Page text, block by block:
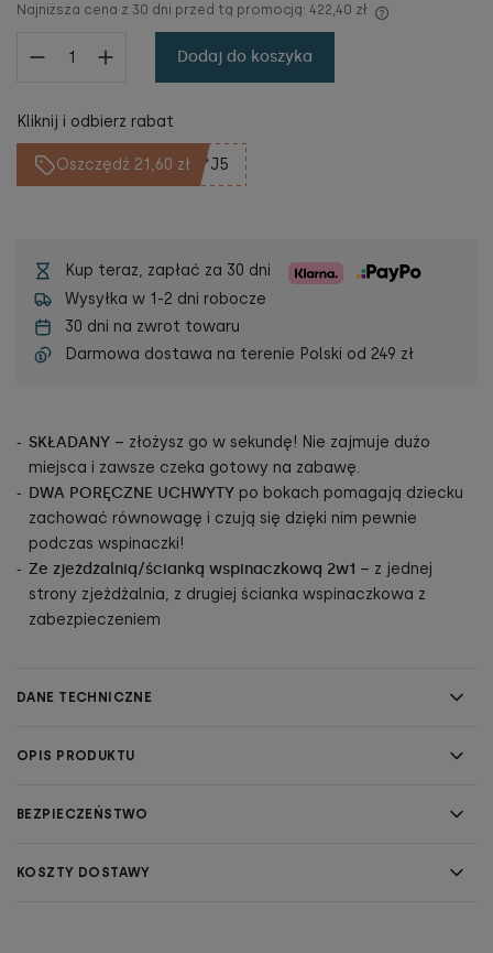
Najniższa cena z 30 dni przed tą promocją: 422,40 zł
Dodaj do koszyka
Kliknij i odbierz rabat
Oszczędź 21,60 zł **J5
Kup teraz, zapłać za 30 dni
Wysyłka w 1-2 dni robocze
30 dni na zwrot towaru
Darmowa dostawa na terenie Polski od 249 zł
SKŁADANY – złożysz go w sekundę! Nie zajmuje dużo
miejsca i zawsze czeka gotowy na zabawę.
DWA PORĘCZNE UCHWYTY po bokach pomagają dziecku
zachować równowagę i czują się dzięki nim pewnie
podczas wspinaczki!
Ze zjeżdżalnią/ścianką wspinaczkową 2w1 – z jednej
strony zjeżdżalnia, z drugiej ścianka wspinaczkowa z
zabezpieczeniem
DANE TECHNICZNE
OPIS PRODUKTU
BEZPIECZEŃSTWO
KOSZTY DOSTAWY